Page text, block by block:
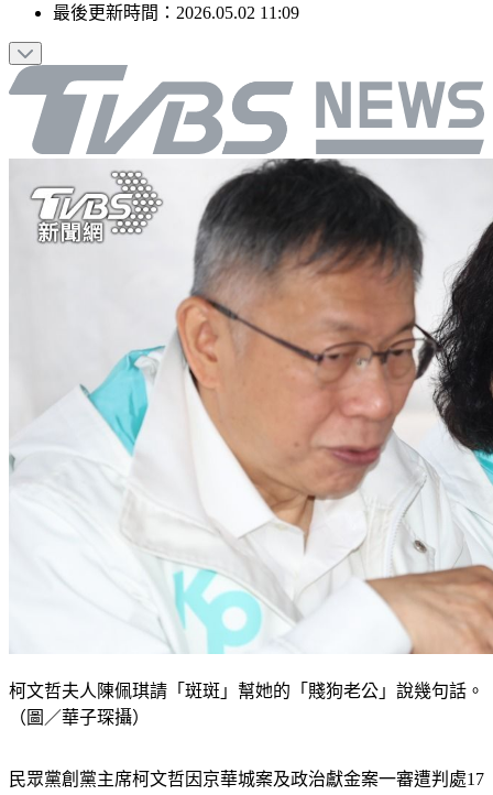
（圖／華子琛攝）
年徒刑，妻子陳佩琪心疼丈夫遭遇，多次於臉書發文為其喊